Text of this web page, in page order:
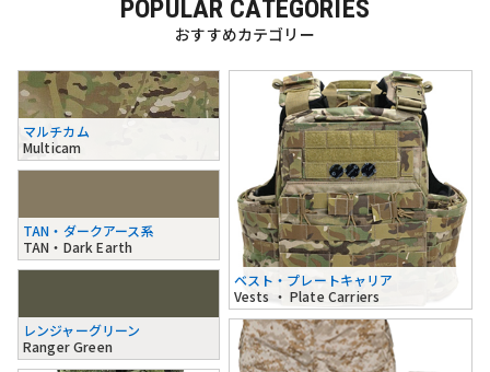
POPULAR CATEGORIES
おすすめカテゴリー
マルチカム
Multicam
TAN・ダークアース系
TAN・Dark Earth
レンジャーグリーン
Ranger Green
ベスト・プレートキャリア
Vests ・ Plate Carriers